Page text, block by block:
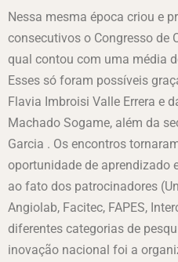
Nessa mesma época criou e
consecutivos o Congresso de
qual contou com uma média
Esses só foram possíveis
Flavia Imbroisi Valle Errera e
Machado Sogame, além da
Garcia . Os encontros
oportunidade de aprendizado
ao fato dos patrocinadores
Angiolab, Facitec, FAPES,
diferentes categorias de
inovação nacional foi a